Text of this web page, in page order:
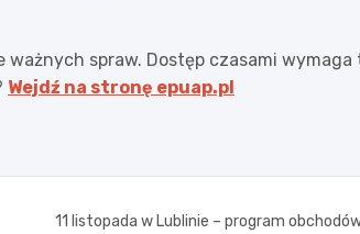
spraw. Dostęp czasami wymaga
Wejdź na stronę epuap.pl
11 listopada w Lublinie – program